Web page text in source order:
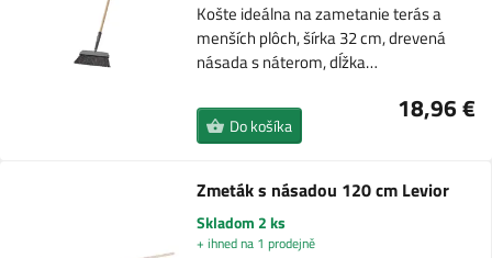
Košte ideálna na zametanie terás a
menších plôch, šírka 32 cm, drevená
násada s náterom, dĺžka…
18,96 €
Do košíka
Zmeták s násadou 120 cm Levior
Skladom 2 ks
+ ihned na 1 prodejně